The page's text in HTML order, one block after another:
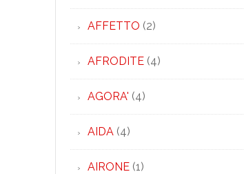
AFFETTO (2)
AFRODITE(4)
AGORA' (4)
AIDA(4)
AIRONE(1)